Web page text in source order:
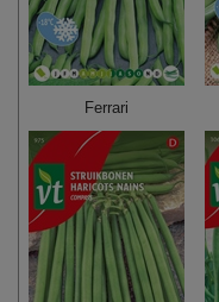
Ferrari